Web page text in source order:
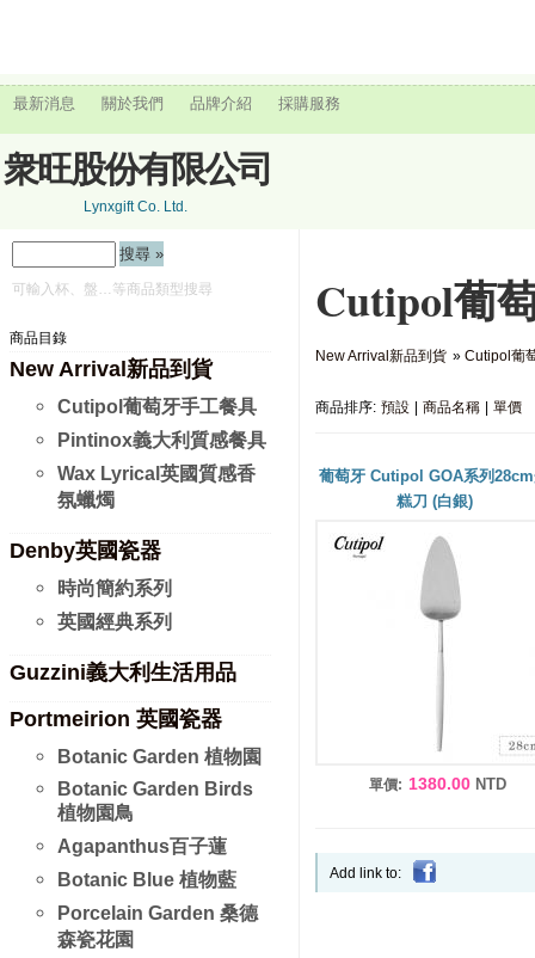
最新消息 關於我們 品牌介紹 採購服務
衆旺股份有限公司
Lynxgift Co. Ltd.
可輸入杯、盤…等商品類型搜尋
商品目錄
New Arrival新品到貨
Cutipol葡萄牙手工餐具
Pintinox義大利質感餐具
Wax Lyrical英國質感香
氛蠟燭
Denby英國瓷器
時尚簡約系列
英國經典系列
Guzzini義大利生活用品
Portmeirion 英國瓷器
Botanic Garden 植物園
Botanic Garden Birds
植物園鳥
Agapanthus百子蓮
Botanic Blue 植物藍
Porcelain Garden 桑德
森瓷花園
Cutipol葡
New Arrival新品到貨 » Cutipol葡
商品排序: 預設 商品名稱 單價
葡萄牙 Cutipol GOA系列
糕刀 (白銀)
單價: 1380.00 NTD
Add link to: